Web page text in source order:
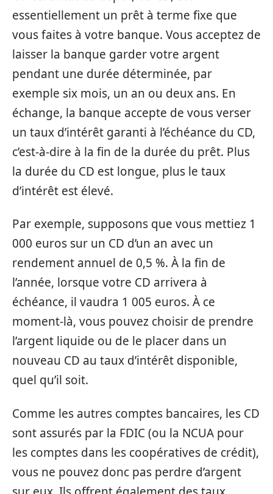
essentiellement un prêt à terme fixe que
vous faites à votre banque. Vous acceptez de
laisser la banque garder votre argent
pendant une durée déterminée, par
exemple six mois, un an ou deux ans. En
échange, la banque accepte de vous verser
un taux d’intérêt garanti à l’échéance du CD,
c’est-à-dire à la fin de la durée du prêt. Plus
la durée du CD est longue, plus le taux
d’intérêt est élevé.
Par exemple, supposons que vous mettiez 1
000 euros sur un CD d’un an avec un
rendement annuel de 0,5 %. À la fin de
l’année, lorsque votre CD arrivera à
échéance, il vaudra 1 005 euros. À ce
moment-là, vous pouvez choisir de prendre
l’argent liquide ou de le placer dans un
nouveau CD au taux d’intérêt disponible,
quel qu’il soit.
Comme les autres comptes bancaires, les CD
sont assurés par la FDIC (ou la NCUA pour
les comptes dans les coopératives de crédit),
vous ne pouvez donc pas perdre d’argent